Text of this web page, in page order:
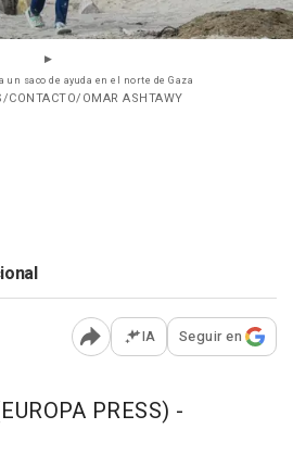
saco de ayuda en el norte de Gaza
CONTACTO/OMAR ASHTAWY
Abrir opciones para
IA Seguir en
PRESS) -